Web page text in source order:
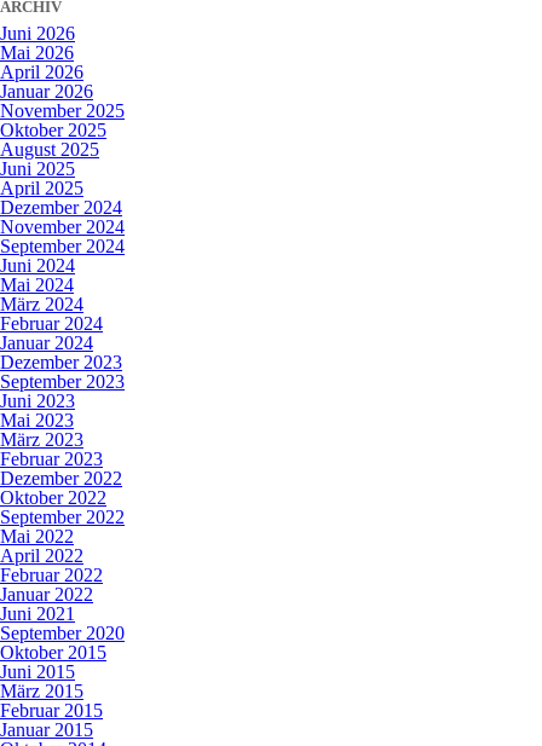
ARCHIV
Juni 2026
Mai 2026
April 2026
Januar 2026
November 2025
Oktober 2025
August 2025
Juni 2025
April 2025
Dezember 2024
November 2024
September 2024
Juni 2024
Mai 2024
März 2024
Februar 2024
Januar 2024
Dezember 2023
September 2023
Juni 2023
Mai 2023
März 2023
Februar 2023
Dezember 2022
Oktober 2022
September 2022
Mai 2022
April 2022
Februar 2022
Januar 2022
Juni 2021
September 2020
Oktober 2015
Juni 2015
März 2015
Februar 2015
Januar 2015